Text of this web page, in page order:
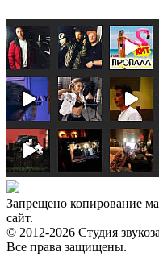
Запрещено копирование
сайт.
© 2012-2026 Студия
Все права защищены.